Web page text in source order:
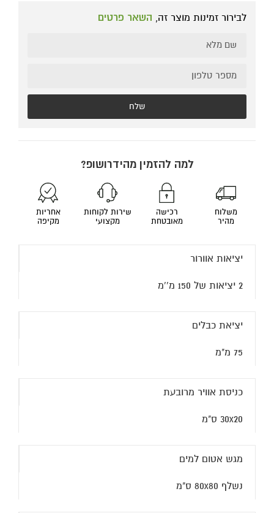
לבירור זמינות מוצר זה, השאר פרטים
שלח
למה להזמין מהידרושופ?
משלוח
מהיר
רכישה
מאובטחת
שירות לקוחות
מקצועי
אחריות
מקיפה
יציאות אוורור
2 יציאות של 150 מ''מ
יציאת כבלים
75 מ"מ
כניסת אוויר מרובעת
30x20 ס"מ
מגש אטום למים
נשלף 80x80 ס"מ